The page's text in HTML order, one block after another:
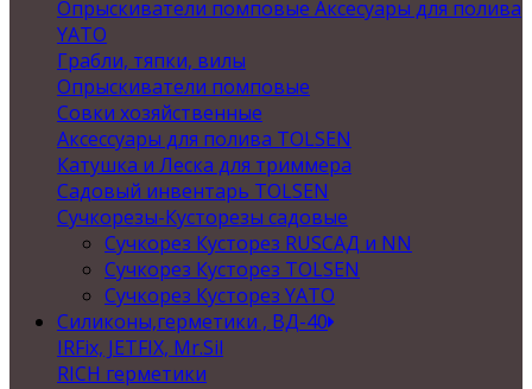
Опрыскиватели помповые Аксесуары для полива
YATO
Грабли, тяпки, вилы
Опрыскиватели помповые
Совки хозяйственные
Аксессуары для полива TOLSEN
Катушка и Леска для триммера
Садовый инвентарь TOLSEN
Сучкорезы-Кусторезы садовые
Сучкорез Кусторез RUSСАД и NN
Сучкорез Кусторез TOLSEN
Сучкорез Кусторез YATO
Силиконы,герметики , ВД-40
IRFix, JETFIX, Mr.Sil
RICH герметики